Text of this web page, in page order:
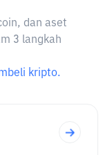
dan aset
3 langkah
kripto.